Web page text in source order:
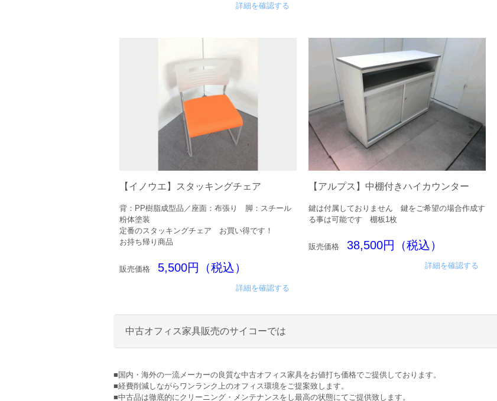
詳細を確認する
【イノウエ】スタッキングチェア
背：PP樹脂成型品／座面：布張り 脚：スチール
粉体塗装
定番のスタッキングチェア お買い得です！
お持ち帰り商品
販売価格 5,500円（税込）
詳細を確認する
【アルプス】中棚付きハイカウンター
鍵は付属しておりません 鍵をご希望の場合作成す
る事は可能です 棚板1枚
販売価格 38,500円（税込）
詳細を確認する
中古オフィス家具販売のサイコーでは
■国内・海外の一流メーカーの良質な中古オフィス家具をお値打ち価格でご提供しております。
■経費削減しながらワンランク上のオフィス環境をご提案致します。
■中古品は徹底的にクリーニング・メンテナンスをし最高の状態にてご提供致します。